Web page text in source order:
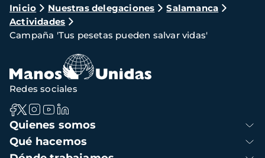
Ruta
de
navegación
Inicio Nuestras delegaciones
Salamanca
Actividades
Campaña 'Tus pesetas pueden salvar vidas'
Navegación
principal
Quienes somos
Qué hacemos
Redes sociales